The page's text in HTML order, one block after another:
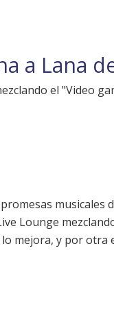
a Lana
el "Video
musicales
Lounge
lo mejora, y por otra